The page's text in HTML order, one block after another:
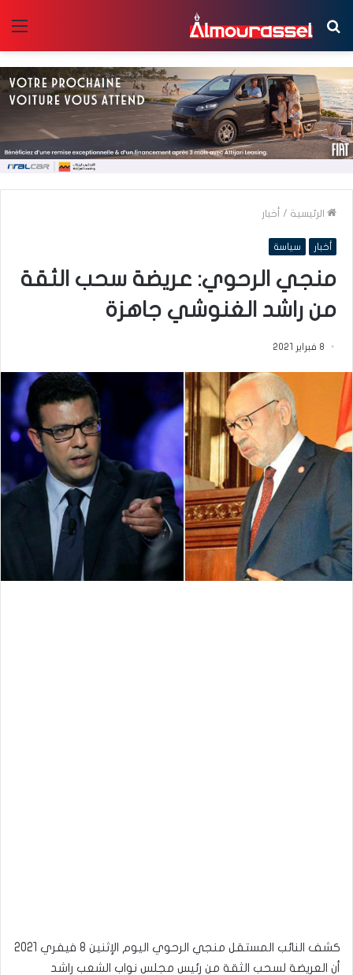
بحث
عن
الرئيسية / أخبار
أخبار سياسة
منجي الرحوي: عريضة سحب الثقة
من راشد الغنوشي جاهزة
8 فبراير 2021
كشف النائب المستقل منجي الرحوي اليوم الإثنين 8 فيفري 2021
أن العريضة لسحب الثقة من رئيس مجلس نواب الشعب راشد